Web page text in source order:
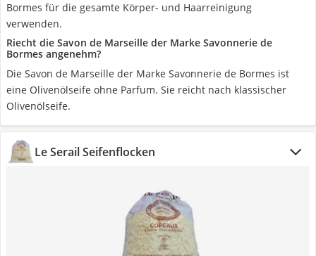
Bormes für die gesamte Körper- und Haarreinigung
verwenden.
Riecht die Savon de Marseille der Marke Savonnerie de
Bormes angenehm?
Die Savon de Marseille der Marke Savonnerie de Bormes ist
eine Olivenölseife ohne Parfum. Sie reicht nach klassischer
Olivenölseife.
Le Serail Seifenflocken